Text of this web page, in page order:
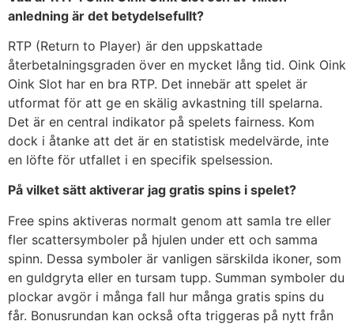
anledning är det betydelsefullt?
RTP (Return to Player) är den uppskattade
återbetalningsgraden över en mycket lång tid. Oink Oink
Oink Slot har en bra RTP. Det innebär att spelet är
utformat för att ge en skälig avkastning till spelarna.
Det är en central indikator på spelets fairness. Kom
dock i åtanke att det är en statistisk medelvärde, inte
en löfte för utfallet i en specifik spelsession.
På vilket sätt aktiverar jag gratis spins i spelet?
Free spins aktiveras normalt genom att samla tre eller
fler scattersymboler på hjulen under ett och samma
spinn. Dessa symboler är vanligen särskilda ikoner, som
en guldgryta eller en tursam tupp. Summan symboler du
plockar avgör i många fall hur många gratis spins du
får. Bonusrundan kan också ofta triggeras på nytt från